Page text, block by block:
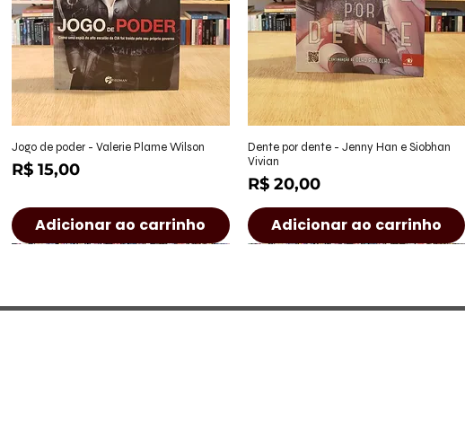
Visualização rápida
Jogo de poder - Valerie Plame Wilson
Preço
R$ 15,00
Adicionar ao carrinho
Visualização rápida
Dente por dente - Jenny Han e Siobhan
Vivian
Preço
R$ 20,00
Adicionar ao carrinho